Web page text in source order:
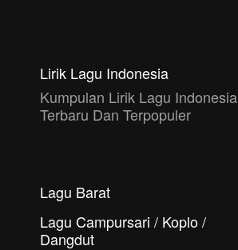
Lirik Lagu Indonesia
Kumpulan Lirik Lagu Indonesia
Terbaru Dan Terpopuler
Lagu Barat
Lagu Campursari / Koplo /
Dangdut